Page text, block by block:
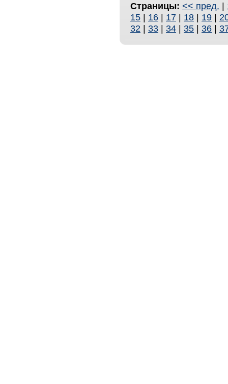
Страницы: << пред. |
15 | 16 | 17 | 18 | 19 |
32 | 33 | 34 | 35 | 36 |